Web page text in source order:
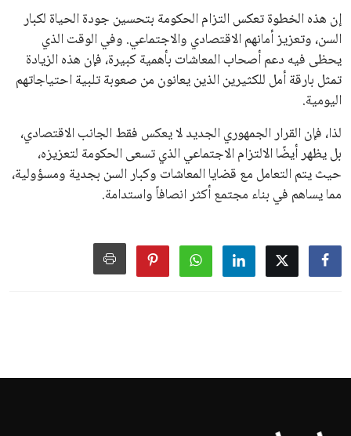
إن هذه الخطوة تعكس التزام الحكومة بتحسين جودة الحياة لكبار
السن، وتعزيز أمانهم الاقتصادي والاجتماعي. وفي الوقت الذي
يحظى فيه دعم أصحاب المعاشات بأهمية كبيرة، فإن هذه الزيادة
تمثل بارقة أمل للكثيرين الذين يعانون من صعوبة تلبية احتياجاتهم
اليومية.
لذا، فإن القرار الجمهوري الجديد لا يعكس فقط الجانب الاقتصادي،
بل يظهر أيضًا الالتزام الاجتماعي الذي تسعى الحكومة لتعزيزه،
حيث يتم التعامل مع قضايا المعاشات وكبار السن بجدية ومسؤولية،
مما يساهم في بناء مجتمع أكثر انصافاً واستدامة.